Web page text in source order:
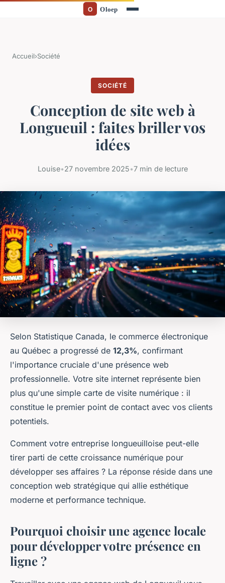
Accueil›Société
SOCIÉTÉ
Conception de site web à
Longueuil : faites briller vos
idées
Louise•27 novembre 2025•7 min de lecture
Selon Statistique Canada, le commerce électronique
au Québec a progressé de 12,3%, confirmant
l'importance cruciale d'une présence web
professionnelle. Votre site internet représente bien
plus qu'une simple carte de visite numérique : il
constitue le premier point de contact avec vos clients
potentiels.
Comment votre entreprise longueuilloise peut-elle
tirer parti de cette croissance numérique pour
développer ses affaires ? La réponse réside dans une
conception web stratégique qui allie esthétique
moderne et performance technique.
Pourquoi choisir une agence locale
pour développer votre présence en
ligne ?